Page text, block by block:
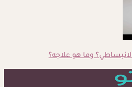
وما هو علاجه؟